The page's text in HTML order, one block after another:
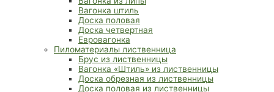
Вагонка штиль
Доска половая
Доска четвертная
Евровагонка
Пиломатериалы лиственница
Брус из лиственницы
Вагонка «Штиль» из лиственницы
Доска обрезная из лиственницы
Доска половая из лиственницы